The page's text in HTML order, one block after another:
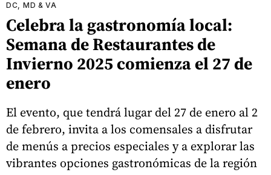
DC, MD & VA
Celebra la gastronomía local:
Semana de Restaurantes de
Invierno 2025 comienza el 27 de
enero
El evento, que tendrá lugar del 27 de enero al 2
de febrero, invita a los comensales a disfrutar
de menús a precios especiales y a explorar las
vibrantes opciones gastronómicas de la región